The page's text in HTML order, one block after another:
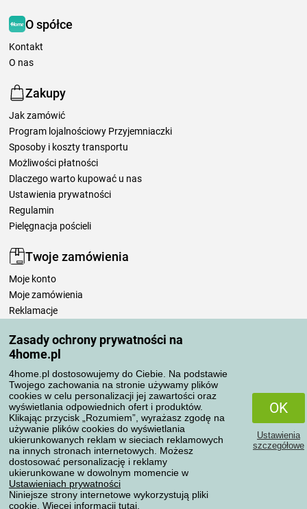
Zasady ochrony prywatności na
4home.pl
4home.pl dostosowujemy do Ciebie. Na podstawie
Twojego zachowania na stronie używamy plików
cookies w celu personalizacji jej zawartości oraz
wyświetlania odpowiednich ofert i produktów.
Klikając przycisk „Rozumiem”, wyrażasz zgodę na
używanie plików cookies do wyświetlania
ukierunkowanych reklam w sieciach reklamowych
na innych stronach internetowych. Możesz
dostosować personalizację i reklamy
ukierunkowane w dowolnym momencie w
Ustawieniach prywatności
Niniejsze strony internetowe wykorzystują pliki
cookie. Więcej informacji tutaj
OK
Ustawienia
szczegółowe
O spółce
Kontakt
O nas
Zakupy
Jak zamówić
Program lojalnościowy Przyjemniaczki
Sposoby i koszty transportu
Możliwości płatności
Dlaczego warto kupować u nas
Ustawienia prywatności
Regulamin
Pielęgnacja pościeli
Twoje zamówienia
Moje konto
Moje zamówienia
Reklamacje
Zasady przetwarzania recenzji
Sposoby transportu
Metody płatności
Niezawodny sklep